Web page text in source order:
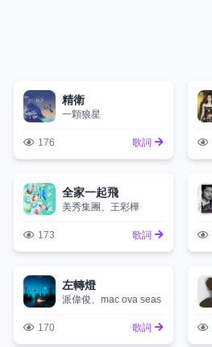
精衛
一顆狼星
176 歌詞
全家一起飛
美秀集團、王彩樺
173 歌詞
左轉燈
派偉俊、mac ova seas
170 歌詞